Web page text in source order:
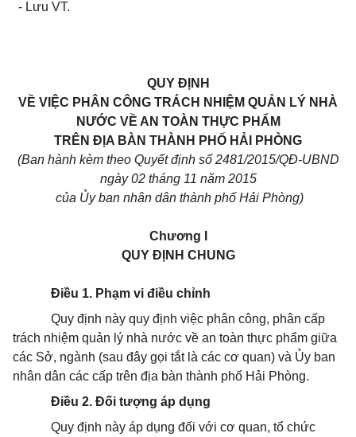
- Lưu VT.
QUY ĐỊNH
VỀ VIỆC PHÂN CÔNG TRÁCH NHIỆM QUẢN LÝ NHÀ
NƯỚC VỀ AN TOÀN THỰC PHẨM
TRÊN ĐỊA BÀN THÀNH PHỐ HẢI PHÒNG
(Ban hành kèm theo Quyết định số 2481/2015/QĐ-UBND
ngày 02 tháng 11 năm 2015
của Ủy ban nhân dân thành phố Hải Phòng)
Chương I
QUY ĐỊNH CHUNG
Điều 1. Phạm vi điều chỉnh
Quy định này quy định việc phân công, phân cấp
trách nhiệm quản lý nhà nước về an toàn thực phẩm giữa
các Sở, ngành (sau đây gọi tắt là các cơ quan) và Ủy ban
nhân dân các cấp trên địa bàn thành phố Hải Phòng.
Điều 2. Đối tượng áp dụng
Quy định này áp dụng đối với cơ quan, tổ chức